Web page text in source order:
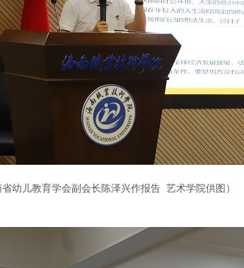
省幼儿教育学会副会长陈泽兴作报告 艺术学院供图）